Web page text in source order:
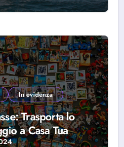
In evidenza
Trasporta lo
a Casa Tua